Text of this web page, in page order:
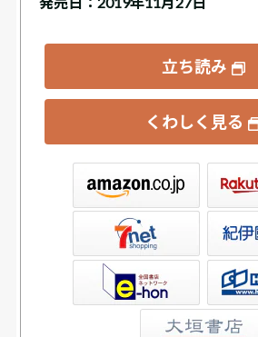
立ち読み
くわしく見る
書店ウェブストア